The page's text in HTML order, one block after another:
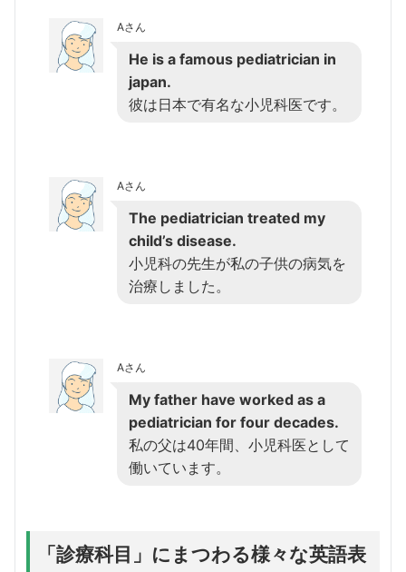
Aさん
He is a famous pediatrician in
japan.
彼は日本で有名な小児科医です。
Aさん
The pediatrician treated my
child’s disease.
小児科の先生が私の子供の病気を
治療しました。
Aさん
My father have worked as a
pediatrician for four decades.
私の父は40年間、小児科医として
働いています。
「診療科目」にまつわる様々な英語表